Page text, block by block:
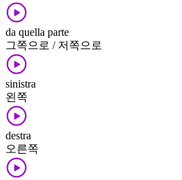
da quella parte
그쪽으로 / 저쪽으로
sinistra
왼쪽
destra
오른쪽